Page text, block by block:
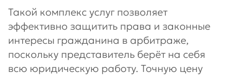
Такой комплекс услуг позволяет
эффективно защитить права и законные
интересы гражданина в арбитраже,
поскольку представитель берёт на себя
всю юридическую работу. Точную цену